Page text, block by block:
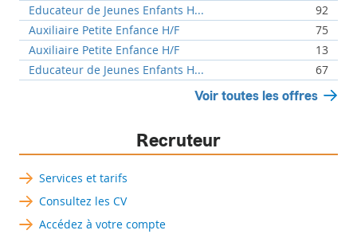
Educateur de Jeunes Enfants H...
92
Auxiliaire Petite Enfance H/F
75
Auxiliaire Petite Enfance H/F
13
Educateur de Jeunes Enfants H...
67
Voir toutes les offres
Recruteur
Services et tarifs
Consultez les CV
Accédez à votre compte